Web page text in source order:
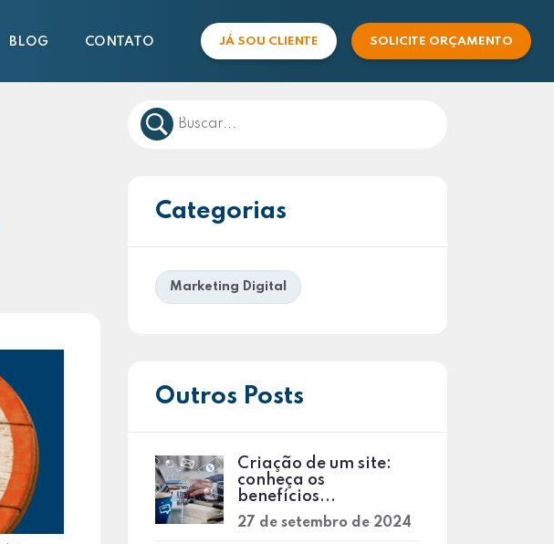
BLOG CONTATO JÁ SOU CLIENTE SOLICITE ORÇAMENTO
Categorias
Marketing Digital
Outros Posts
Criação de um site:
conheça os
benefícios...
27 de setembro de 2024